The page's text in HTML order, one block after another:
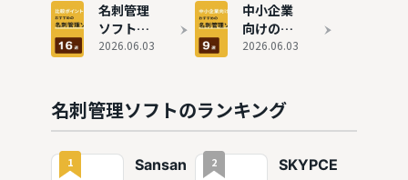
心
選び方も
解説
選！スキ
ャン方法
別に比較
管理ソフ
トおすす
め10選
名刺管理
ソフトお
すすめ16
の機能・
特徴を徹
底比較
2026.06.03
中小企業
向けの名
刺管理ソ
2026.06.03
名刺管理ソフトのランキング
1 Sansan 2 SKYPCE